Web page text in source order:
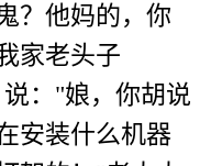
？他妈的，你
家老头子
："娘，你胡说
安装什么机器